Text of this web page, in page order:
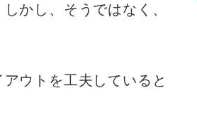
かし、そうではなく、
ウトを工夫していると